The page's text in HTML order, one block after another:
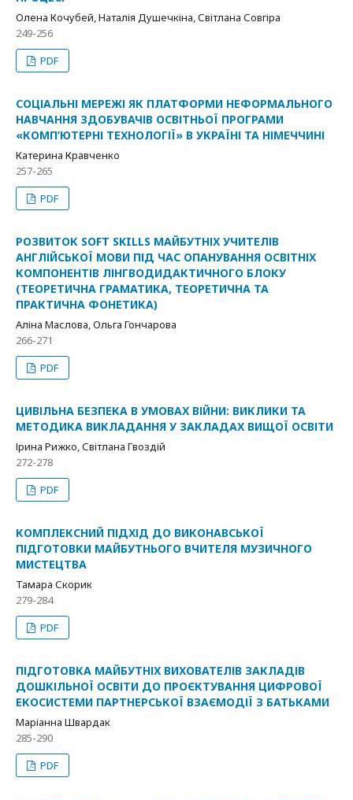
Олена Кочубей, Наталія Душечкіна, Світлана Совгіра
249-256
PDF
СОЦІАЛЬНІ МЕРЕЖІ ЯК ПЛАТФОРМИ НЕФОРМАЛЬНОГО
НАВЧАННЯ ЗДОБУВАЧІВ ОСВІТНЬОЇ ПРОГРАМИ
«КОМП’ЮТЕРНІ ТЕХНОЛОГІЇ» В УКРАЇНІ ТА НІМЕЧЧИНІ
Катерина Кравченко
257-265
PDF
РОЗВИТОК SOFT SKILLS МАЙБУТНІХ УЧИТЕЛІВ
АНГЛІЙСЬКОЇ МОВИ ПІД ЧАС ОПАНУВАННЯ ОСВІТНІХ
КОМПОНЕНТІВ ЛІНГВОДИДАКТИЧНОГО БЛОКУ
(ТЕОРЕТИЧНА ГРАМАТИКА, ТЕОРЕТИЧНА ТА
ПРАКТИЧНА ФОНЕТИКА)
Аліна Маслова, Ольга Гончарова
266-271
PDF
ЦИВІЛЬНА БЕЗПЕКА В УМОВАХ ВІЙНИ: ВИКЛИКИ ТА
МЕТОДИКА ВИКЛАДАННЯ У ЗАКЛАДАХ ВИЩОЇ ОСВІТИ
Ірина Рижко, Світлана Гвоздій
272-278
PDF
КОМПЛЕКСНИЙ ПІДХІД ДО ВИКОНАВСЬКОЇ
ПІДГОТОВКИ МАЙБУТНЬОГО ВЧИТЕЛЯ МУЗИЧНОГО
МИСТЕЦТВА
Тамара Скорик
279-284
PDF
ПІДГОТОВКА МАЙБУТНІХ ВИХОВАТЕЛІВ ЗАКЛАДІВ
ДОШКІЛЬНОЇ ОСВІТИ ДО ПРОЄКТУВАННЯ ЦИФРОВОЇ
ЕКОСИСТЕМИ ПАРТНЕРСЬКОЇ ВЗАЄМОДІЇ З БАТЬКАМИ
Маріанна Швардак
285-290
PDF